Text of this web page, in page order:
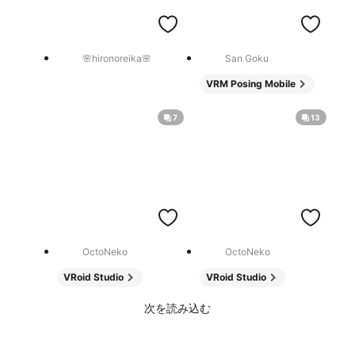
🌸hironoreika🌸 San Goku
VRM Posing Mobile
7
OctoNeko
VRoid Studio
13
OctoNeko
VRoid Studio
次を読み込む